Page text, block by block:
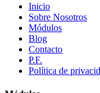
Inicio
Sobre Nosotros
Módulos
Blog
Contacto
P.F.
Política de